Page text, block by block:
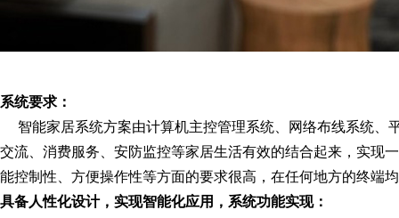
系统要求：
智能家居系统方案由计算机主控管理系统、网络布线系统、
交流、消费服务、安防监控等家居生活有效的结合起来，实现
能控制性、方便操作性等方面的要求很高，在任何地方的终端
具备人性化设计，实现智能化应用，系统功能实现：